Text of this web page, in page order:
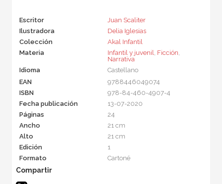
Escritor
Juan Scaliter
Ilustradora
Delia Iglesias
Colección
Akal Infantil
Materia
Infantil y juvenil Ficción
Narrativa
Idioma
Castellano
EAN
9788446049074
ISBN
978-84-460-4907-4
Fecha publicación
13-07-2020
Páginas
24
Ancho
21 cm
Alto
21 cm
Edición
1
Formato
Cartoné